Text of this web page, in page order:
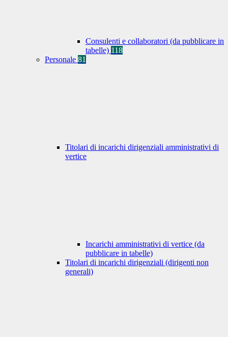
Consulenti e collaboratori (da pubblicare in
tabelle) 118
Personale 81
Titolari di incarichi dirigenziali amministrativi di
vertice
Incarichi amministrativi di vertice (da
pubblicare in tabelle)
Titolari di incarichi dirigenziali (dirigenti non
generali)